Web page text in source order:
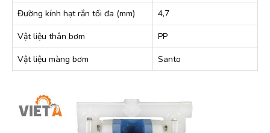
Đường kính hạt rắn tối đa (mm)
4,7
Vật liệu thân bơm
PP
Vật liệu màng bơm
Santo